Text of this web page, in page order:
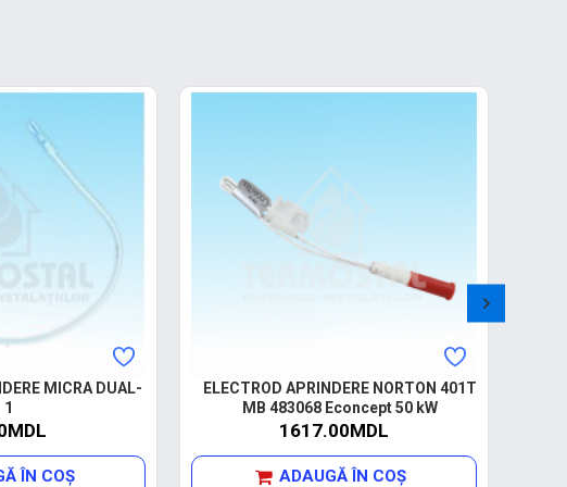
MICRA DUAL-
1
ÎN COŞ
ELECTROD APRINDERE NORTON 401T
MB 483068 Econcept 50 kW
1617.00MDL
ADAUGĂ ÎN COŞ